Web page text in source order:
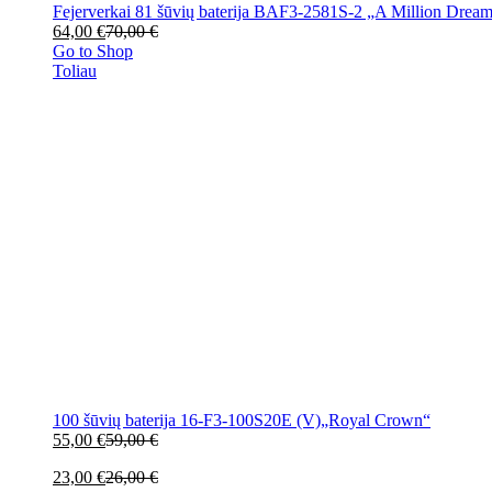
Fejerverkai 81 šūvių baterija BAF3-2581S-2 „A Million
64,00 €70,00€
Go to Shop
Toliau
100 šūvių baterija 16-F3-100S20E (V)„Royal Crown“
55,00 €59,00€
23,00 €26,00€